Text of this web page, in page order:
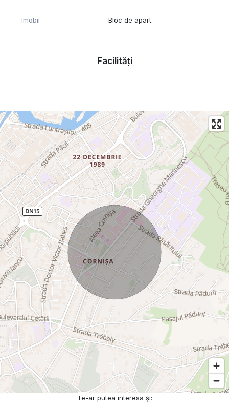
Imobil Bloc de apart.
Facilități
Te-ar putea interesa și: